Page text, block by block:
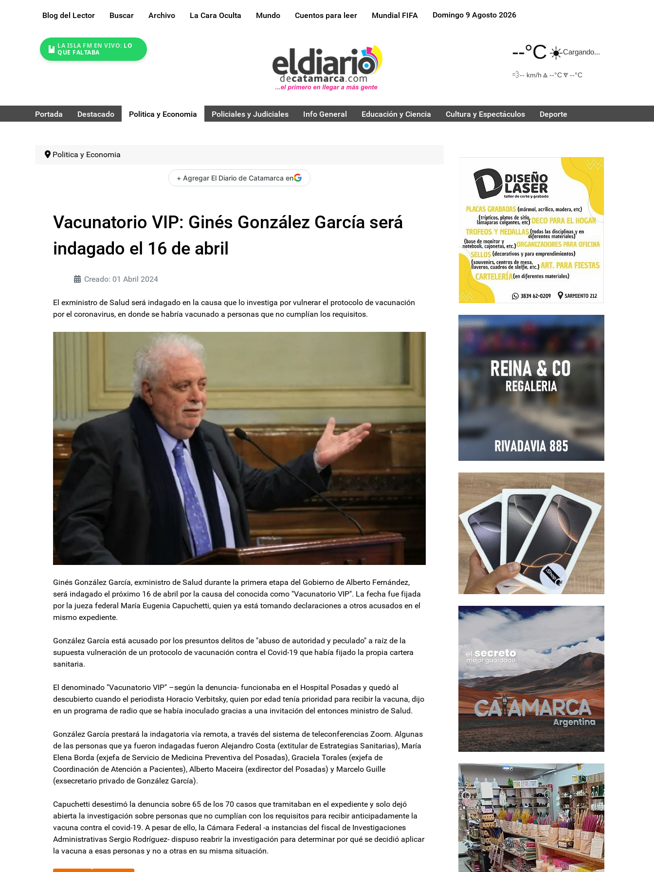
Blog del Lector Buscar Archivo La Cara Oculta Mundo Cuentos para leer Mundial FIFA Domingo 9 Agosto 2026
LA ISLA FM EN VIVO: LO
QUE FALTABA
--°C☀️Cargando...
💨-- km/h 🔼 --°C🔽 --°C
Portada Destacado Politica y Economia Policiales y Judiciales Info General Educación y Ciencia Cultura y Espectáculos Deporte
Politica y Economia
+ Agregar El Diario de Catamarca en
Vacunatorio VIP: Ginés González García será
indagado el 16 de abril
Creado: 01 Abril 2024
El exministro de Salud será indagado en la causa que lo investiga por vulnerar el protocolo de vacunación
por el coronavirus, en donde se habría vacunado a personas que no cumplían los requisitos.
Ginés González García, exministro de Salud durante la primera etapa del Gobierno de Alberto Fernández,
será indagado el próximo 16 de abril por la causa del conocida como "Vacunatorio VIP". La fecha fue fijada
por la jueza federal María Eugenia Capuchetti, quien ya está tomando declaraciones a otros acusados en el
mismo expediente.
González García está acusado por los presuntos delitos de "abuso de autoridad y peculado" a raíz de la
supuesta vulneración de un protocolo de vacunación contra el Covid-19 que había fijado la propia cartera
sanitaria.
El denominado "Vacunatorio VIP" –según la denuncia- funcionaba en el Hospital Posadas y quedó al
descubierto cuando el periodista Horacio Verbitsky, quien por edad tenía prioridad para recibir la vacuna, dijo
en un programa de radio que se había inoculado gracias a una invitación del entonces ministro de Salud.
González García prestará la indagatoria vía remota, a través del sistema de teleconferencias Zoom. Algunas
de las personas que ya fueron indagadas fueron Alejandro Costa (extitular de Estrategias Sanitarias), María
Elena Borda (exjefa de Servicio de Medicina Preventiva del Posadas), Graciela Torales (exjefa de
Coordinación de Atención a Pacientes), Alberto Maceira (exdirector del Posadas) y Marcelo Guille
(exsecretario privado de González García).
Capuchetti desestimó la denuncia sobre 65 de los 70 casos que tramitaban en el expediente y solo dejó
abierta la investigación sobre personas que no cumplían con los requisitos para recibir anticipadamente la
vacuna contra el covid-19. A pesar de ello, la Cámara Federal -a instancias del fiscal de Investigaciones
Administrativas Sergio Rodríguez- dispuso reabrir la investigación para determinar por qué se decidió aplicar
la vacuna a esas personas y no a otras en su misma situación.